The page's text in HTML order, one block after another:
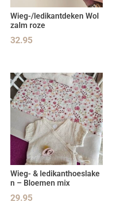
Wieg-/ledikantdeken Wol
zalm roze
32.95
Wieg- & ledikanthoeslake
n – Bloemen mix
29.95